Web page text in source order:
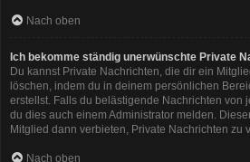
Nach oben
Ich bekomme ständig unerwünschte Private
Du kannst Private Nachrichten, die dir ein
löschen, indem du in deinem persönlichen
erstellst. Falls du belästigende Nachrichten von
du dies auch einem Administrator melden.
Mitglied dann verbieten, Private Nachrichten zu
Nach oben